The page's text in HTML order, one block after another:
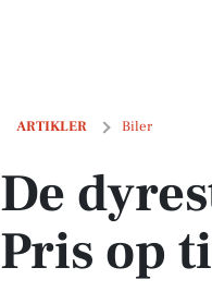
ARTIKLER Biler
De dyreste biler i Vodskov
De
Pris op